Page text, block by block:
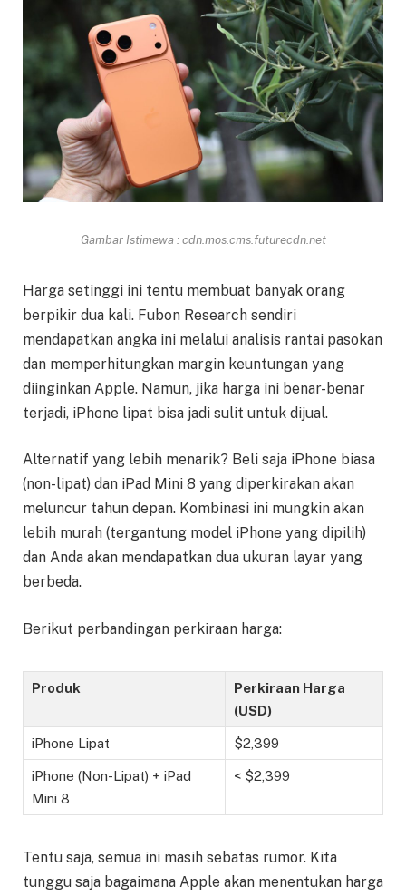
Gambar Istimewa : cdn.mos.cms.futurecdn.net
Harga setinggi ini tentu membuat banyak orang
berpikir dua kali. Fubon Research sendiri
mendapatkan angka ini melalui analisis rantai pasokan
dan memperhitungkan margin keuntungan yang
diinginkan Apple. Namun, jika harga ini benar-benar
terjadi, iPhone lipat bisa jadi sulit untuk dijual.
Alternatif yang lebih menarik? Beli saja iPhone biasa
(non-lipat) dan iPad Mini 8 yang diperkirakan akan
meluncur tahun depan. Kombinasi ini mungkin akan
lebih murah (tergantung model iPhone yang dipilih)
dan Anda akan mendapatkan dua ukuran layar yang
berbeda.
Berikut perbandingan perkiraan harga:
Produk
Perkiraan Harga
(USD)
iPhone Lipat $2,399
iPhone (Non-Lipat) + iPad
Mini 8
< $2,399
Tentu saja, semua ini masih sebatas rumor. Kita
tunggu saja bagaimana Apple akan menentukan harga